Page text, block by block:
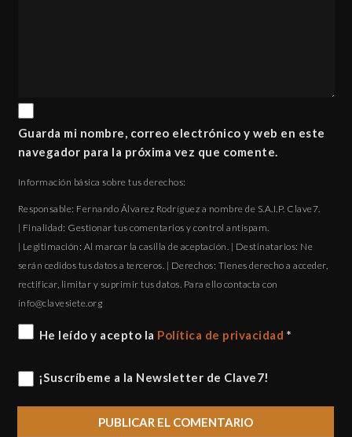
Guarda mi nombre, correo electrónico y web en este
navegador para la próxima vez que comente.
Información básica sobre tus derechos:
Responsable: Fernando Álvarez Rodríguez a nombre de S.A.I.P. Clave7.
| Finalidad: Gestionar tus comentarios y control antispam.
| Legitimación: Al marcar la casilla de aceptación. | Destinatarios: Ne
serán cedidos tus datos a terceros. | Derechos: Tienes derecho a acceder,
rectificar, limitar y suprimir tus datos. Para ello contacta con
gro.eteisevalc@ofni
He leído y acepto la Política de privacidad *
¡Suscríbeme a la Newsletter de Clave7!